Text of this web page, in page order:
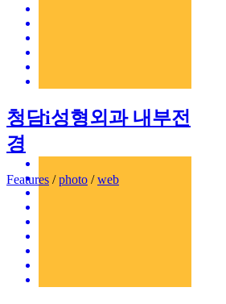
청담i성형외과 내부전
경
Features /photo /web